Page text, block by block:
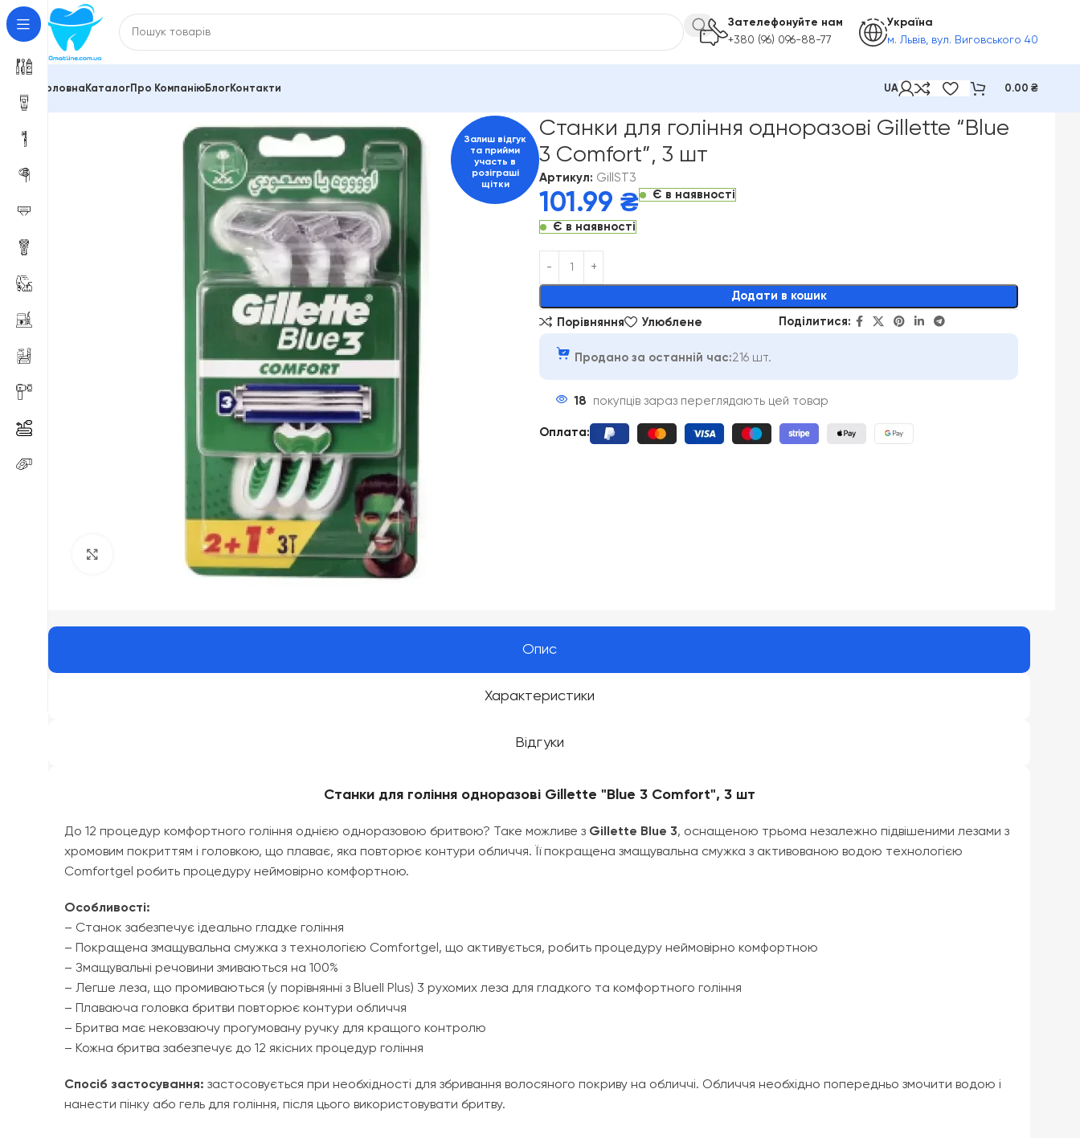
Зателефонуйте нам
+380 (96) 096-88-77
Україна
м. Львів, вул. Виговського 40
Головна КаталогПро КомпаніюБлогКонтакти UA 0.00 ₴
Залиш відгук
та прийми
участь в
розіграші
щітки
Станки для гоління одноразові Gillette “Blue
3 Comfort”, 3 шт
Артикул: GillST3
101.99 ₴ Є в наявності
Є в наявності
Додати в кошик
Alternative:
Порівняння Улюблене Поділитися:
Продано за останній час:216 шт.
18 покупців зараз переглядають цей товар
Оплата:
Опис
Характеристики
Відгуки
Станки для гоління одноразові Gillette "Blue 3 Comfort", 3 шт
До 12 процедур комфортного гоління однією одноразовою бритвою? Таке можливе з Gillette Blue 3, оснащеною трьома незалежно підвішеними лезами з
хромовим покриттям і головкою, що плаває, яка повторює контури обличчя. Її покращена змащувальна смужка з активованою водою технологією
Comfortgel робить процедуру неймовірно комфортною.
Особливості:
– Станок забезпечує ідеально гладке гоління
– Покращена змащувальна смужка з технологією Comfortgel, що активується, робить процедуру неймовірно комфортною
– Змащувальні речовини змиваються на 100%
– Легше леза, що промиваються (у порівнянні з BlueII Plus) 3 рухомих леза для гладкого та комфортного гоління
– Плаваюча головка бритви повторює контури обличчя
– Бритва має нековзаючу прогумовану ручку для кращого контролю
– Кожна бритва забезпечує до 12 якісних процедур гоління
Спосіб застосування: застосовується при необхідності для збривання волосяного покриву на обличчі. Обличчя необхідно попередньо змочити водою і
нанести пінку або гель для гоління, після цього використовувати бритву.